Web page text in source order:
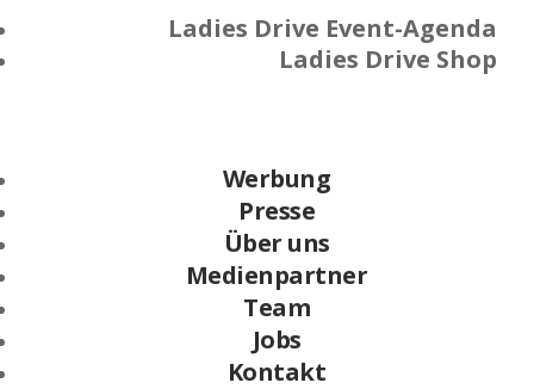
Ladies Drive Event-Agenda
Ladies Drive Shop
Werbung
Presse
Über uns
Medienpartner
Team
Jobs
Kontakt